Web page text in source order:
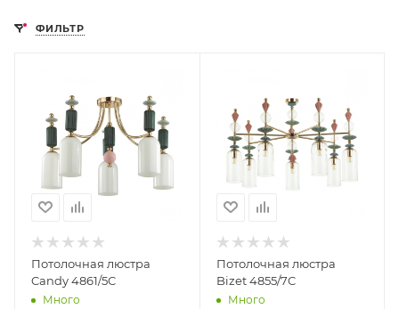
ФИЛЬТР
Потолочная люстра
Candy 4861/5C
Много
Потолочная люстра
Bizet 4855/7C
Много